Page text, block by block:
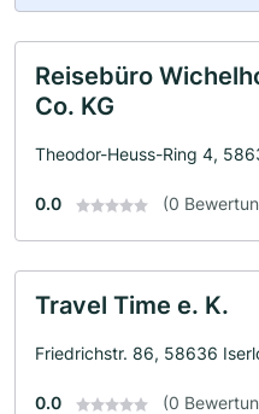
Reisebüro
Co. KG
Theodor-Heuss-Ring 4,
0.0 (0
Travel Time e. K.
Friedrichstr. 86, 58636
0.0 (0